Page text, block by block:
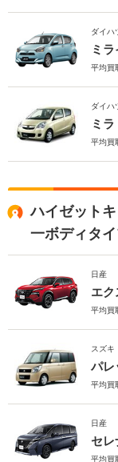
ダイハ
ミ
平均買
ダイハ
ミラ
平均買
ハイゼット
一ボディタ
日産
エク
平均買
スズキ
パレ
平均買
日産
セレ
平均買